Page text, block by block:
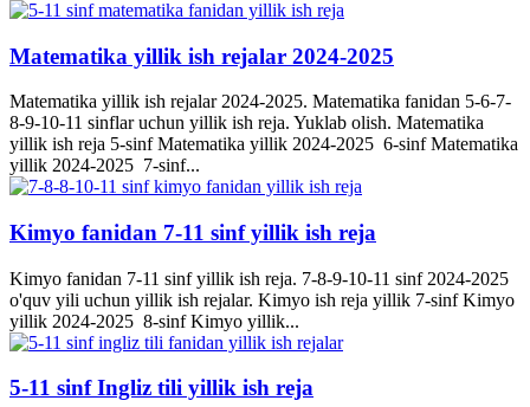
Matematika yillik ish rejalar 2024-2025
Matematika yillik ish rejalar 2024-2025. Matematika fanidan 5-6-7-
8-9-10-11 sinflar uchun yillik ish reja. Yuklab olish. Matematika
yillik ish reja 5-sinf Matematika yillik 2024-2025 6-sinf Matematika
yillik 2024-2025 7-sinf...
Kimyo fanidan 7-11 sinf yillik ish reja
Kimyo fanidan 7-11 sinf yillik ish reja. 7-8-9-10-11 sinf 2024-2025
o'quv yili uchun yillik ish rejalar. Kimyo ish reja yillik 7-sinf Kimyo
yillik 2024-2025 8-sinf Kimyo yillik...
5-11 sinf Ingliz tili yillik ish reja